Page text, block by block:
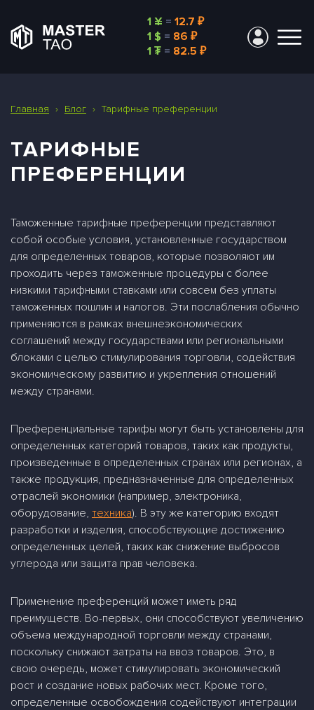
1 ¥ = 12.7 ₽
1 $ = 86 ₽
1 ₮= 82.5 ₽
Главная › Блог › Тарифные преференции
ТАРИФНЫЕ
ПРЕФЕРЕНЦИИ
Таможенные тарифные преференции представляют
собой особые условия, установленные государством
для определенных товаров, которые позволяют им
проходить через таможенные процедуры с более
низкими тарифными ставками или совсем без уплаты
таможенных пошлин и налогов. Эти послабления обычно
применяются в рамках внешнеэкономических
соглашений между государствами или региональными
блоками с целью стимулирования торговли, содействия
экономическому развитию и укрепления отношений
между странами.
Преференциальные тарифы могут быть установлены для
определенных категорий товаров, таких как продукты,
произведенные в определенных странах или регионах, а
также продукция, предназначенные для определенных
отраслей экономики (например, электроника,
оборудование, техника). В эту же категорию входят
разработки и изделия, способствующие достижению
определенных целей, таких как снижение выбросов
углерода или защита прав человека.
Применение преференций может иметь ряд
преимуществ. Во-первых, они способствуют увеличению
объема международной торговли между странами,
поскольку снижают затраты на ввоз товаров. Это, в
свою очередь, может стимулировать экономический
рост и создание новых рабочих мест. Кроме того,
определенные освобождения содействуют интеграции